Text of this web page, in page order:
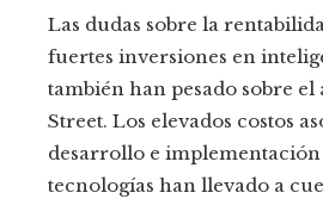
Las dudas sobre la
fuertes inversiones en
también han pesado sobre el
Street. Los elevados costos
desarrollo e implementación
tecnologías han llevado a